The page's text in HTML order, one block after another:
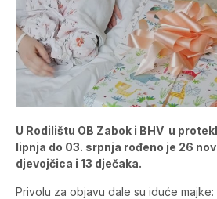
U Rodilištu OB Zabok i BHV u
lipnja do 03. srpnja rođeno je 26
djevojčica i 13 dječaka.
Privolu za objavu dale su iduće majke: